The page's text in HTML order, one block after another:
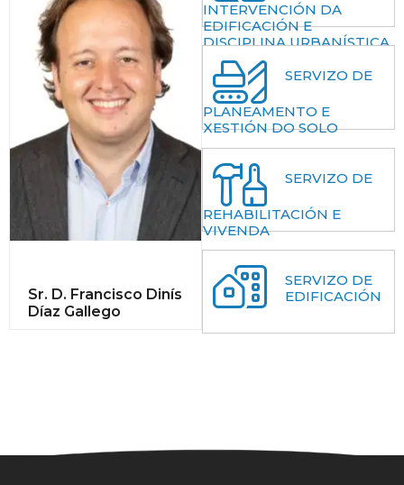
Sr. D. Francisco Dinís
Díaz Gallego
INTERVENCIÓN DA
EDIFICACIÓN E
DISCIPLINA URBANÍSTICA
SERVIZO DE
PLANEAMENTO E
XESTIÓN DO SOLO
SERVIZO DE
REHABILITACIÓN E
VIVENDA
SERVIZO DE
EDIFICACIÓN